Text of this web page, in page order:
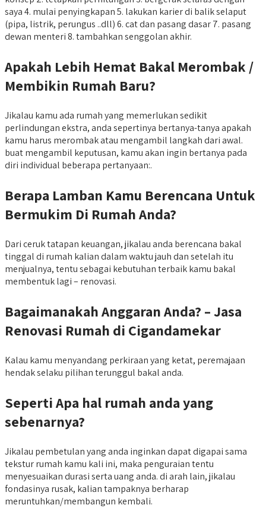
saya 4. mulai penyingkapan 5. lakukan karier di balik selaput
(pipa, listrik, perungus ..dll) 6. cat dan pasang dasar 7. pasang
dewan menteri 8. tambahkan senggolan akhir.
Apakah Lebih Hemat Bakal Merombak /
Membikin Rumah Baru?
Jikalau kamu ada rumah yang memerlukan sedikit
perlindungan ekstra, anda sepertinya bertanya-tanya apakah
kamu harus merombak atau mengambil langkah dari awal.
buat mengambil keputusan, kamu akan ingin bertanya pada
diri individual beberapa pertanyaan:.
Berapa Lamban Kamu Berencana Untuk
Bermukim Di Rumah Anda?
Dari ceruk tatapan keuangan, jikalau anda berencana bakal
tinggal di rumah kalian dalam waktu jauh dan setelah itu
menjualnya, tentu sebagai kebutuhan terbaik kamu bakal
membentuk lagi – renovasi.
Bagaimanakah Anggaran Anda? – Jasa
Renovasi Rumah di Cigandamekar
Kalau kamu menyandang perkiraan yang ketat, peremajaan
hendak selaku pilihan terunggul bakal anda.
Seperti Apa hal rumah anda yang
sebenarnya?
Jikalau pembetulan yang anda inginkan dapat digapai sama
tekstur rumah kamu kali ini, maka penguraian tentu
menyesuaikan durasi serta uang anda. di arah lain, jikalau
fondasinya rusak, kalian tampaknya berharap
meruntuhkan/membangun kembali.